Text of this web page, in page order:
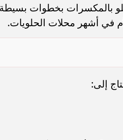
بالمكسرات بخطوات
أشهر محلات الحلويات.
إلى: